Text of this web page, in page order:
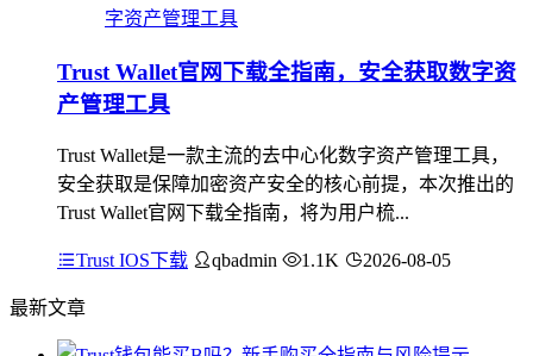
Trust Wallet官网下载全指南，安全获取数字资
产管理工具
Trust Wallet是一款主流的去中心化数字资产管理工具，
安全获取是保障加密资产安全的核心前提，本次推出的
Trust Wallet官网下载全指南，将为用户梳...
Trust IOS下载 qbadmin 1.1K 2026-08-05
最新文章